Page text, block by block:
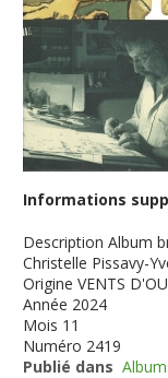
Informations
Description Album
Christelle Pissavy-
Origine VENTS
Année 2024
Mois 11
Numéro 2419
Publié dans